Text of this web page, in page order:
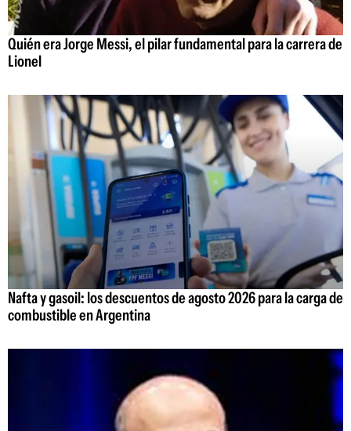
Quién era Jorge Messi, el pilar fundamental para la carrera de
Lionel
Nafta y gasoil: los descuentos de agosto 2026 para la carga de
combustible en Argentina